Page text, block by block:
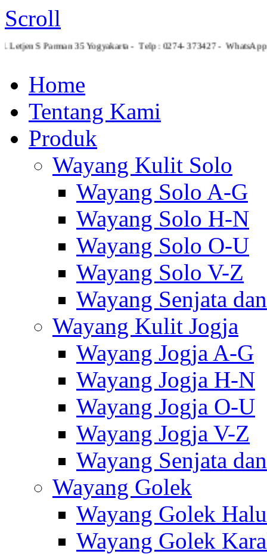
Scroll
Jl. Letjen S Parman 35 Yogyakarta - Telp : 0274- 373427 -
Home
Tentang Kami
Produk
Wayang Kulit Solo
Wayang Solo A-G
Wayang Solo H-N
Wayang Solo O-U
Wayang Solo V-Z
Wayang Senjata
Wayang Kulit Jogja
Wayang Jogja A-G
Wayang Jogja H-N
Wayang Jogja O-U
Wayang Jogja V-Z
Wayang Senjata
Wayang Golek
Wayang Golek
Wayang Golek